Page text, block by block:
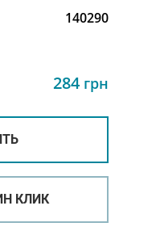
140290
284 грн
КЛИК